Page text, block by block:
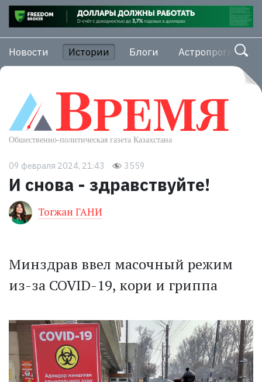
Новости Истории Блоги Астропрогноз
09 февраля 2024, 21:43 3559
И снова - здравствуйте!
Тогжан ГАНИ
Минздрав ввел масочный режим
из-за COVID-19, кори и гриппа